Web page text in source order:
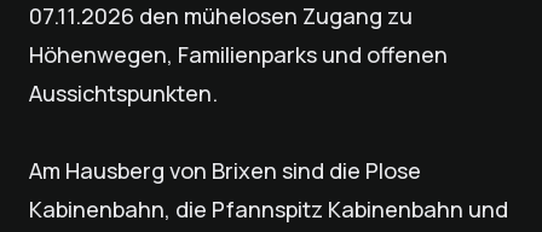
07.11.2026 den mühelosen Zugang zu
Höhenwegen, Familienparks und offenen
Aussichtspunkten.
Am Hausberg von Brixen sind die Plose
Kabinenbahn, die Pfannspitz Kabinenbahn und